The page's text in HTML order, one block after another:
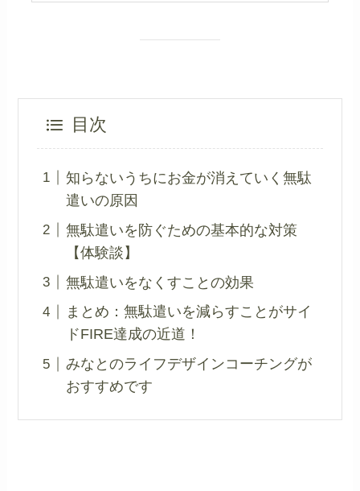
目次
知らないうちにお金が消えていく無駄
遣いの原因
無駄遣いを防ぐための基本的な対策
【体験談】
無駄遣いをなくすことの効果
まとめ：無駄遣いを減らすことがサイ
ドFIRE達成の近道！
みなとのライフデザインコーチングが
おすすめです